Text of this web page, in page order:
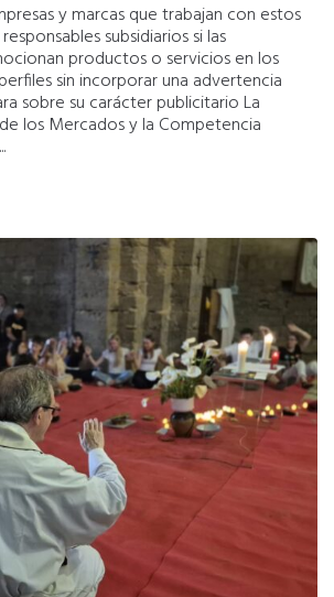
y marcas que trabajan con estos
subsidiarios si las
productos o servicios en los
sin incorporar una advertencia
sobre su carácter publicitario La
los Mercados y la Competencia